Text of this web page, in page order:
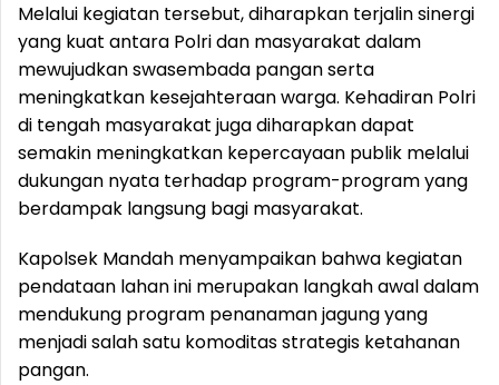
Melalui kegiatan tersebut, diharapkan terjalin sinergi
yang kuat antara Polri dan masyarakat dalam
mewujudkan swasembada pangan serta
meningkatkan kesejahteraan warga. Kehadiran Polri
di tengah masyarakat juga diharapkan dapat
semakin meningkatkan kepercayaan publik melalui
dukungan nyata terhadap program-program yang
berdampak langsung bagi masyarakat.
Kapolsek Mandah menyampaikan bahwa kegiatan
pendataan lahan ini merupakan langkah awal dalam
mendukung program penanaman jagung yang
menjadi salah satu komoditas strategis ketahanan
pangan.